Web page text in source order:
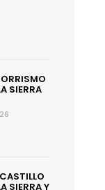
SIERRA
SIERRA Y